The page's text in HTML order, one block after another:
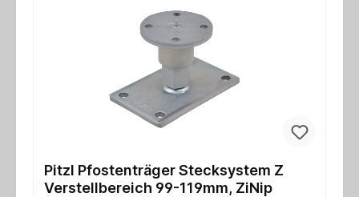
Pitzl Pfostenträger Stecksystem Z
Verstellbereich 99-119mm, ZiNip